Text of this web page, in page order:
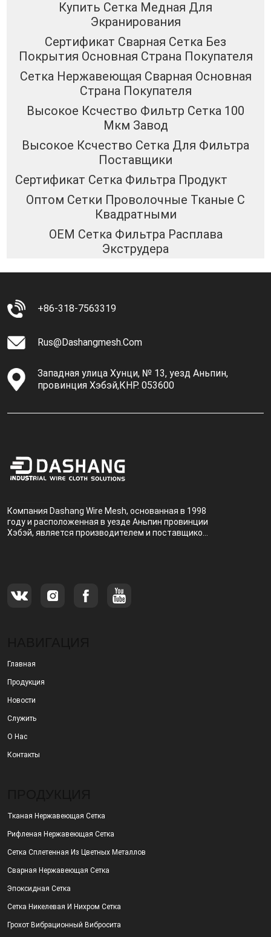
Купить Сетка Медная Для
Экранирования
Сертификат Сварная Сетка Без
Покрытия Основная Страна Покупателя
Сетка Нержавеющая Сварная Основная
Страна Покупателя
Высокое Ксчество Фильтр Сетка 100
Мкм Завод
Высокое Ксчество Сетка Для Фильтра
Поставщики
Сертификат Сетка Фильтра Продукт
Оптом Сетки Проволочные Тканые С
Квадратными
OEM Сетка Фильтра Расплава
Экструдера
+86-318-7563319
Rus@dashangmesh.com
Западная улица Хунци, № 13, уезд Аньпин,
провинция Хэбэй,КНР. 053600
Компания Dashang Wire Mesh, основанная в 1998
году и расположенная в уезде Аньпин провинции
Хэбэй, является производителем и поставщиком,
Главная
Продукция
Новости
Служить
О Нас
Контакты
Тканая Нержавеющая Сетка
Рифленая Нержавеющая Сетка
Сетка Сплетенная Из Цветных Металлов
Сварная Нержавеющая Сетка
Эпоксидная Сетка
Сетка Никелевая И Нихром Сетка
Грохот Вибрационный Вибросита